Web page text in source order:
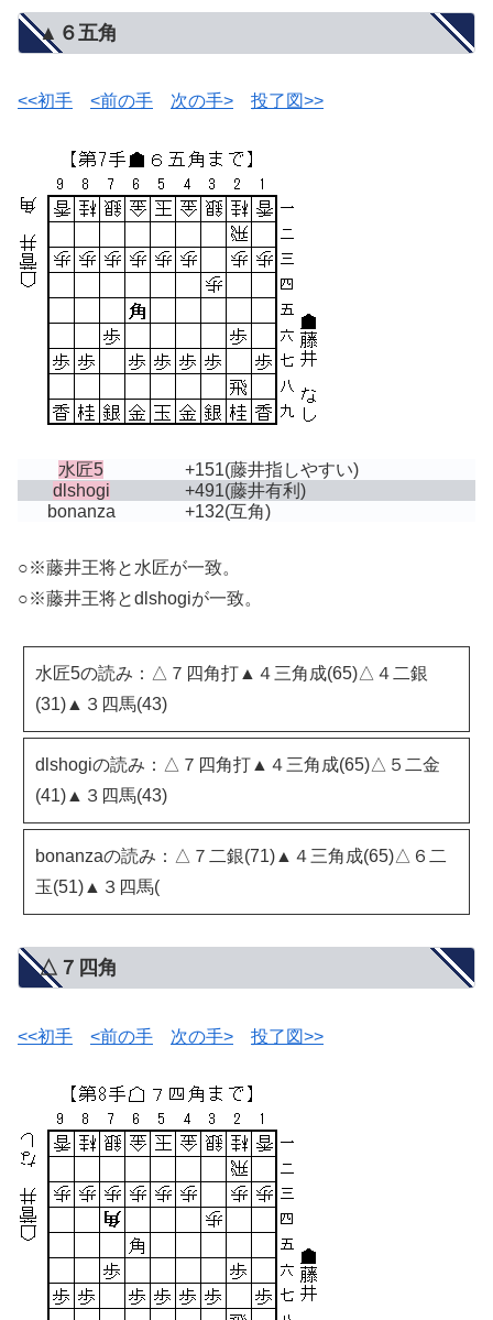
▲６五角
<<初手 <前の手 次の手> 投了図>>
水匠5 +151(藤井指しやすい)
dlshogi
+491(藤井有利)
bonanza
+132(互角)
○※藤井王将と水匠が一致。
○※藤井王将とdlshogiが一致。
水匠5の読み：△７四角打▲４三角成(65)△４二銀
(31)▲３四馬(43)
dlshogiの読み：△７四角打▲４三角成(65)△５二金
(41)▲３四馬(43)
bonanzaの読み：△７二銀(71)▲４三角成(65)△６二
玉(51)▲３四馬(
△７四角
<<初手 <前の手 次の手> 投了図>>